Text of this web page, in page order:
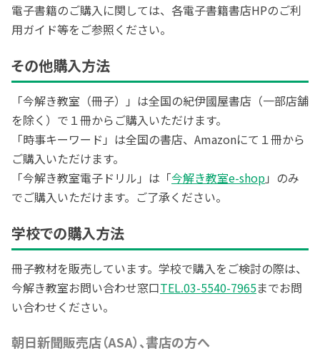
電子書籍のご購入に関しては、各電子書籍書店HPのご利
用ガイド等をご参照ください。
その他購入方法
「今解き教室（冊子）」は全国の紀伊國屋書店（一部店舗
を除く）で１冊からご購入いただけます。
「時事キーワード」は全国の書店、Amazonにて１冊から
ご購入いただけます。
「今解き教室電子ドリル」は「今解き教室e-shop」のみ
でご購入いただけます。ご了承ください。
学校での購入方法
冊子教材を販売しています。学校で購入をご検討の際は、
今解き教室お問い合わせ窓口TEL.03-5540-7965までお問
い合わせください。
朝日新聞販売店（ASA）、書店の方へ